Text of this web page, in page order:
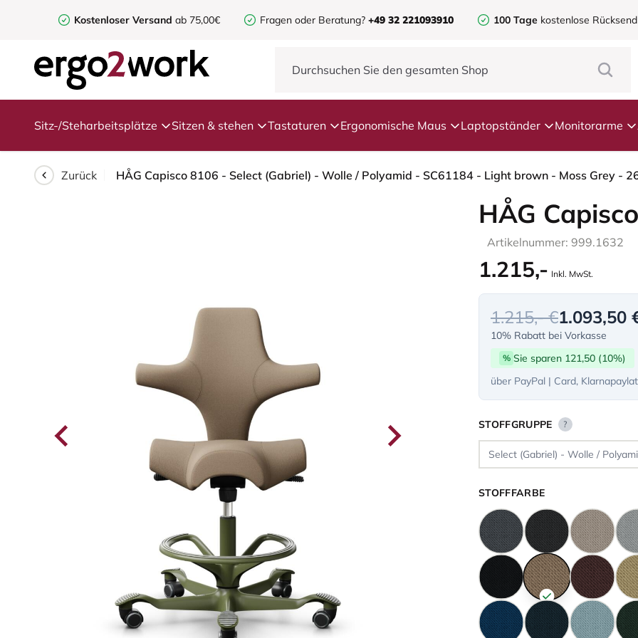
Kostenloser Versand ab 75,00€ Fragen oder Beratung? +49 32 221093910 100 Tage kostenlose
Sitz-/Steharbeitsplätze Sitzen & stehen Tastaturen Ergonomische Maus Laptopständer Monitorarme
Zurück
HÅG
Artikelnummer: 999.1632
1.215,- Inkl. MwSt.
1.215,- €1.093,50
10% Rabatt bei Vorkasse
% Sie sparen 121,50 (10%)
über PayPal | Card,
STOFFGRUPPE ?
STOFFFARBE